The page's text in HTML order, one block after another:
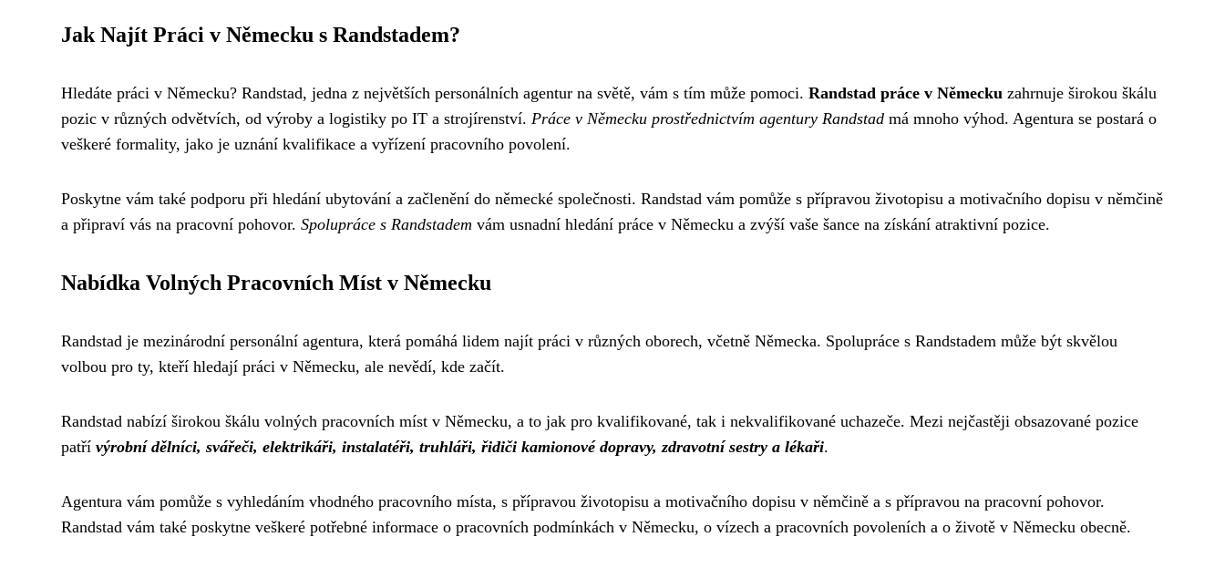
Jak Najít Práci v Německu s Randstadem?
Hledáte práci v Německu? Randstad, jedna z největších personálních agentur na světě, vám s tím může pomoci. Randstad práce v Německu zahrnuje širokou škálu
pozic v různých odvětvích, od výroby a logistiky po IT a strojírenství. Práce v Německu prostřednictvím agentury Randstad má mnoho výhod. Agentura se postará o
veškeré formality, jako je uznání kvalifikace a vyřízení pracovního povolení.
Poskytne vám také podporu při hledání ubytování a začlenění do německé společnosti. Randstad vám pomůže s přípravou životopisu a motivačního dopisu v němčině
a připraví vás na pracovní pohovor. Spolupráce s Randstadem vám usnadní hledání práce v Německu a zvýší vaše šance na získání atraktivní pozice.
Nabídka Volných Pracovních Míst v Německu
Randstad je mezinárodní personální agentura, která pomáhá lidem najít práci v různých oborech, včetně Německa. Spolupráce s Randstadem může být skvělou
volbou pro ty, kteří hledají práci v Německu, ale nevědí, kde začít.
Randstad nabízí širokou škálu volných pracovních míst v Německu, a to jak pro kvalifikované, tak i nekvalifikované uchazeče. Mezi nejčastěji obsazované pozice
patří výrobní dělníci, svářeči, elektrikáři, instalatéři, truhláři, řidiči kamionové dopravy, zdravotní sestry a lékaři.
Agentura vám pomůže s vyhledáním vhodného pracovního místa, s přípravou životopisu a motivačního dopisu v němčině a s přípravou na pracovní pohovor.
Randstad vám také poskytne veškeré potřebné informace o pracovních podmínkách v Německu, o vízech a pracovních povoleních a o životě v Německu obecně.